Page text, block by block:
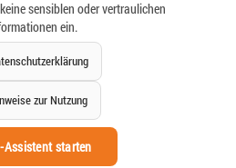
sensiblen oder vertraulichen
ein.
zur Nutzung
Assistent starten